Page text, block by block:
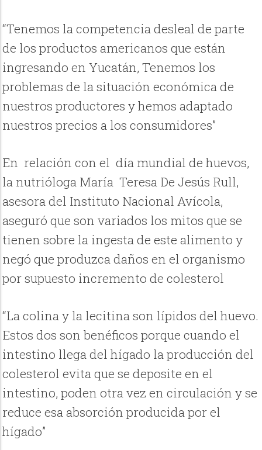
“Tenemos la competencia desleal de parte
de los productos americanos que están
ingresando en Yucatán, Tenemos los
problemas de la situación económica de
nuestros productores y hemos adaptado
nuestros precios a los consumidores”
En relación con el día mundial de huevos,
la nutrióloga María Teresa De Jesús Rull,
asesora del Instituto Nacional Avícola,
aseguró que son variados los mitos que se
tienen sobre la ingesta de este alimento y
negó que produzca daños en el organismo
por supuesto incremento de colesterol
“La colina y la lecitina son lípidos del huevo.
Estos dos son benéficos porque cuando el
intestino llega del hígado la producción del
colesterol evita que se deposite en el
intestino, poden otra vez en circulación y se
reduce esa absorción producida por el
hígado”